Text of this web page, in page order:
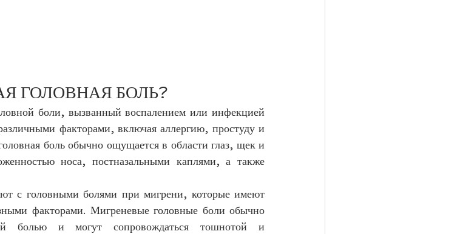
ГОЛОВНАЯ БОЛЬ?
боли, вызванный воспалением или инфекцией
факторами, включая аллергию, простуду и
боль обычно ощущается в области глаз, щек и
носа, постназальными каплями, а также
с головными болями при мигрени, которые имеют
факторами. Мигреневые головные боли обычно
болью и могут сопровождаться тошнотой и